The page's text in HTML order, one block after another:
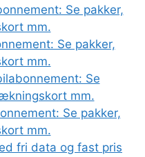
Se pakker,
mm.
Se pakker,
mm.
Se
mm.
Se pakker,
mm.
fri data og fast pris